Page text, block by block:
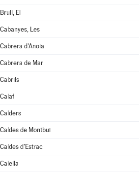
Brull, El
Cabanyes, Les
Cabrera d'Anoia
Cabrera de Mar
Cabrils
Calaf
Calders
Caldes de Montbui
Caldes d'Estrac
Calella